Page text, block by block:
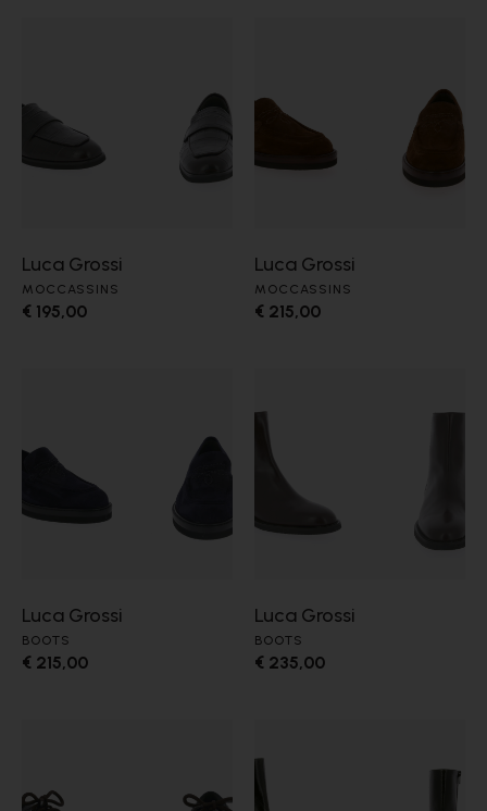
Luca Grossi
MOCCASSINS
€ 195,00
Luca Grossi
MOCCASSINS
€ 215,00
Luca Grossi
BOOTS
€ 215,00
Luca Grossi
BOOTS
€ 235,00